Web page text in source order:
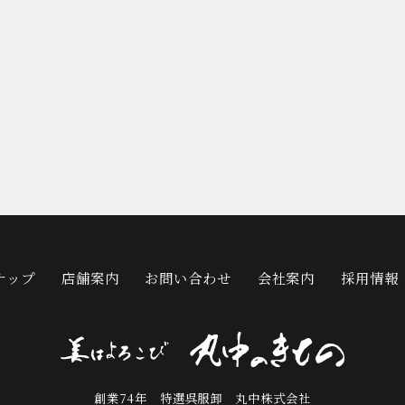
ップ 店舗案内 お問い合わせ 会社案内 採用情報
創業74年 特選呉服卸 丸中株式会社